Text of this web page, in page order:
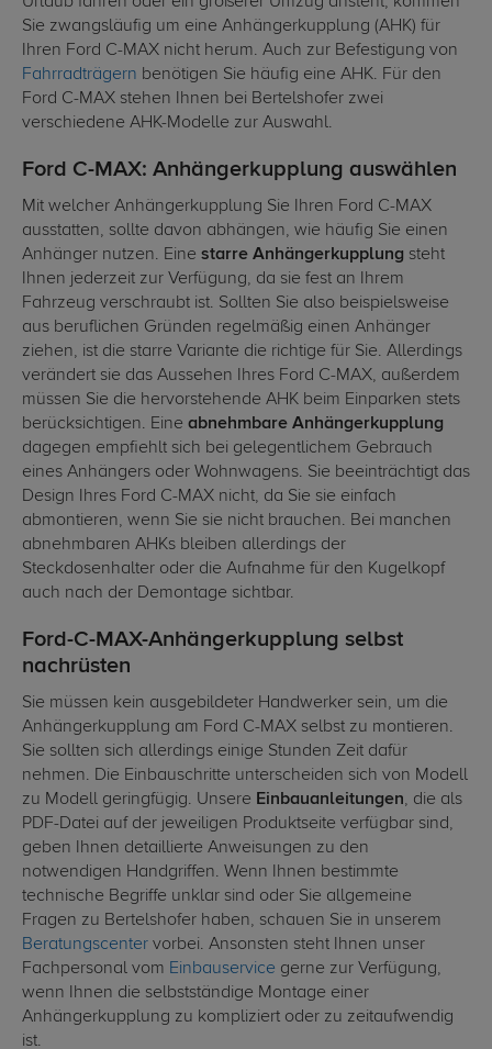
Sie zwangsläufig um eine Anhängerkupplung (AHK) für
Ihren Ford C-MAX nicht herum. Auch zur Befestigung von
Fahrradträgern benötigen Sie häufig eine AHK. Für den
Ford C-MAX stehen Ihnen bei Bertelshofer zwei
verschiedene AHK-Modelle zur Auswahl.
Ford C-MAX: Anhängerkupplung auswählen
Mit welcher Anhängerkupplung Sie Ihren Ford C-MAX
ausstatten, sollte davon abhängen, wie häufig Sie einen
Anhänger nutzen. Eine starre Anhängerkupplung steht
Ihnen jederzeit zur Verfügung, da sie fest an Ihrem
Fahrzeug verschraubt ist. Sollten Sie also beispielsweise
aus beruflichen Gründen regelmäßig einen Anhänger
ziehen, ist die starre Variante die richtige für Sie. Allerdings
verändert sie das Aussehen Ihres Ford C-MAX, außerdem
müssen Sie die hervorstehende AHK beim Einparken stets
berücksichtigen. Eine abnehmbare Anhängerkupplung
dagegen empfiehlt sich bei gelegentlichem Gebrauch
eines Anhängers oder Wohnwagens. Sie beeinträchtigt das
Design Ihres Ford C-MAX nicht, da Sie sie einfach
abmontieren, wenn Sie sie nicht brauchen. Bei manchen
abnehmbaren AHKs bleiben allerdings der
Steckdosenhalter oder die Aufnahme für den Kugelkopf
auch nach der Demontage sichtbar.
Ford-C-MAX-Anhängerkupplung selbst
nachrüsten
Sie müssen kein ausgebildeter Handwerker sein, um die
Anhängerkupplung am Ford C-MAX selbst zu montieren.
Sie sollten sich allerdings einige Stunden Zeit dafür
nehmen. Die Einbauschritte unterscheiden sich von Modell
zu Modell geringfügig. Unsere Einbauanleitungen, die als
PDF-Datei auf der jeweiligen Produktseite verfügbar sind,
geben Ihnen detaillierte Anweisungen zu den
notwendigen Handgriffen. Wenn Ihnen bestimmte
technische Begriffe unklar sind oder Sie allgemeine
Fragen zu Bertelshofer haben, schauen Sie in unserem
Beratungscenter vorbei. Ansonsten steht Ihnen unser
Fachpersonal vom Einbauservice gerne zur Verfügung,
wenn Ihnen die selbstständige Montage einer
Anhängerkupplung zu kompliziert oder zu zeitaufwendig
ist.